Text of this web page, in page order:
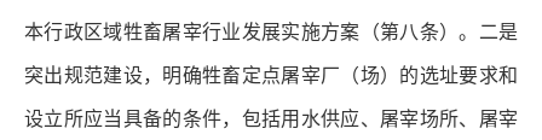
本行政区域牲畜屠宰行业发展实施方案（第八条）。二是
突出规范建设，明确牲畜定点屠宰厂（场）的选址要求和
设立所应当具备的条件，包括用水供应、屠宰场所、屠宰